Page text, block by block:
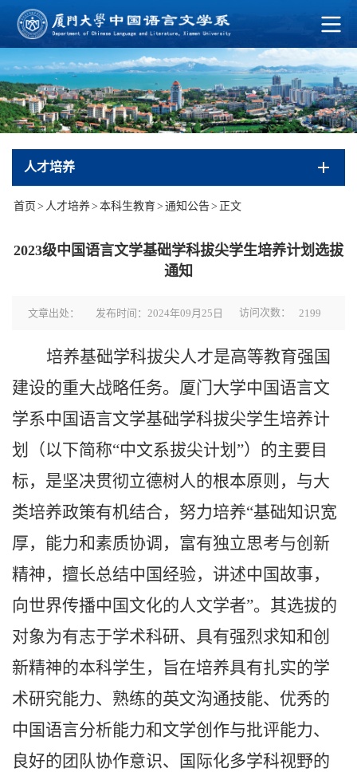
人才培养
首页 > 人才培养 > 本科生教育> 通知公告> 正文
2023级中国语言文学基础学科拔尖学生培养计划选拔
通知
文章出处： 发布时间：2024年09月25日 访问次数： 2199
培养基础学科拔尖人才是高等教育强国
建设的重大战略任务。厦门大学中国语言文
学系中国语言文学基础学科拔尖学生培养计
划（以下简称“中文系拔尖计划 ”）的主要目
标，是坚决贯彻立德树人的根本原则，与大
类培养政策有机结合，努力培养“基础知识宽
厚，能力和素质协调，富有独立思考与创新
精神，擅长总结中国经验，讲述中国故事，
向世界传播中国文化的人文学者”。其选拔的
对象为有志于学术科研、具有强烈求知和创
新精神的本科学生，旨在培养具有扎实的学
术研究能力、熟练的英文沟通技能、优秀的
中国语言分析能力和文学创作与批评能力、
良好的团队协作意识、国际化多学科视野的